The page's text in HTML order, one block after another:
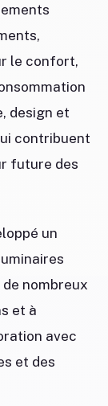
le confort,
design et
contribuent
future des
un
nombreux
et à
avec
et des